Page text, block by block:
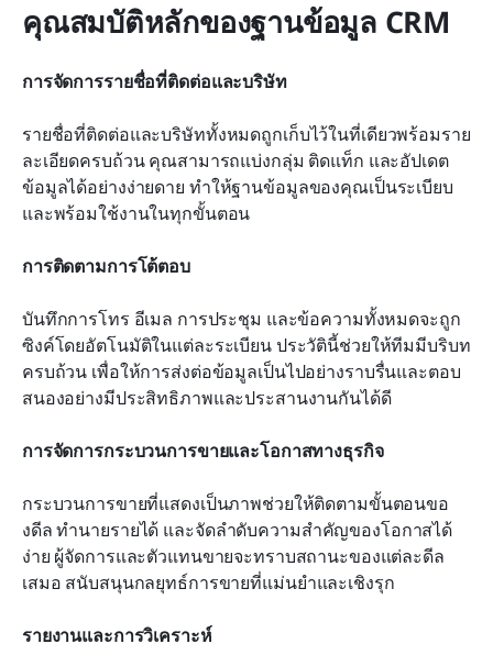
คุณสมบัติหลักของฐานข้อมูล CRM
การจัดการรายชื่อที่ติดต่อและบริษัท
รายชื่อที่ติดต่อและบริษัททั้งหมดถูกเก็บไว้ในที่เดียวพร้อมราย
ละเอียดครบถ้วน คุณสามารถแบ่งกลุ่ม ติดแท็ก และอัปเดต
ข้อมูลได้อย่างง่ายดาย ทำให้ฐานข้อมูลของคุณเป็นระเบียบ
และพร้อมใช้งานในทุกขั้นตอน
การติดตามการโต้ตอบ
บันทึกการโทร อีเมล การประชุม และข้อความทั้งหมดจะถูก
ซิงค์โดยอัตโนมัติในแต่ละระเบียน ประวัตินี้ช่วยให้ทีมมีบริบท
ครบถ้วน เพื่อให้การส่งต่อข้อมูลเป็นไปอย่างราบรื่นและตอบ
สนองอย่างมีประสิทธิภาพและประสานงานกันได้ดี
การจัดการกระบวนการขายและโอกาสทางธุรกิจ
กระบวนการขายที่แสดงเป็นภาพช่วยให้ติดตามขั้นตอนขอ
งดีล ทำนายรายได้ และจัดลำดับความสำคัญของโอกาสได้
ง่าย ผู้จัดการและตัวแทนขายจะทราบสถานะของแต่ละดีล
เสมอ สนับสนุนกลยุทธ์การขายที่แม่นยำและเชิงรุก
รายงานและการวิเคราะห์